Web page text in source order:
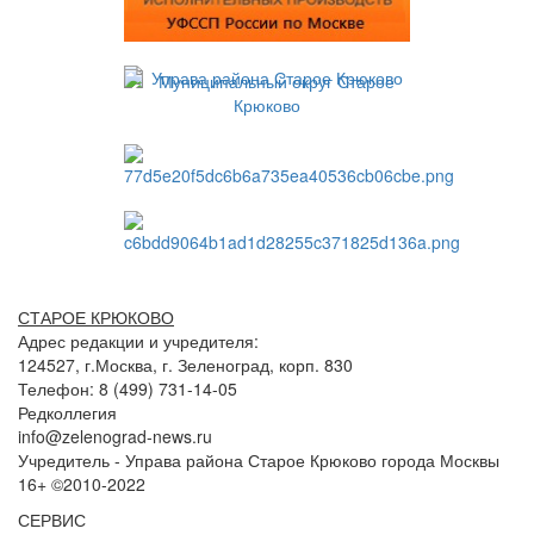
СТАРОЕ КРЮКОВО
Адрес редакции и учредителя:
124527, г.Москва, г. Зеленоград, корп. 830
Телефон: 8 (499) 731-14-05
Редколлегия
info@zelenograd-news.ru
Учредитель - Управа района Старое Крюково города Москвы
16+ ©2010-2022
СЕРВИС